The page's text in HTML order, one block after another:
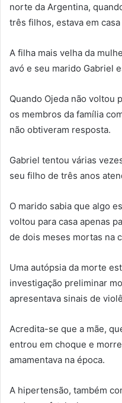
norte da Argentina,
três filhos, estava em
A filha mais velha da
avó e seu marido Gabriel
Quando Ojeda não voltou
os membros da família
não obtiveram resposta.
Gabriel tentou várias
seu filho de três anos
O marido sabia que algo
voltou para casa apenas
de dois meses mortas na
Uma autópsia da morte
investigação preliminar
apresentava sinais de
Acredita-se que a mãe,
entrou em choque e
amamentava na época.
A hipertensão, também